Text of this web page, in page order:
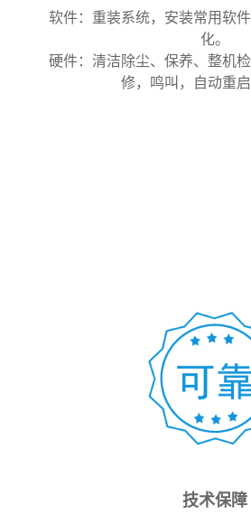
软件：重装系统，安装常用软
化。
硬件：清洁除尘、保养、整机
修，鸣叫，自动重启
技术保障